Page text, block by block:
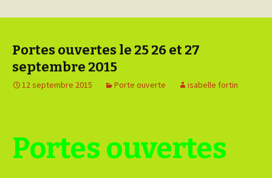
Portes ouvertes le 25 26 et 27
septembre 2015
12 septembre 2015 Porte ouverte isabelle fortin
Portes ouvertes